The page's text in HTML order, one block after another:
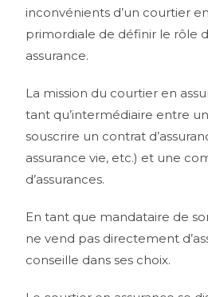
inconvénients d’un courtier
primordiale de définir le rôle
assurance.
La mission du courtier en
tant qu’intermédiaire entre
souscrire un contrat
assurance vie, etc.) et une
d’assurances.
En tant que mandataire de
ne vend pas directement
conseille dans ses choix.